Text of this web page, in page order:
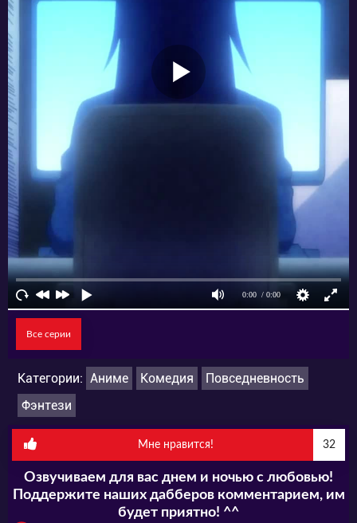
замечательную команду, достигла высшего
уровня развития и живёт спокойной жизнью.
Однако всё внезапно меняется, когда на ее
пороге появляются гости из другого
измерения. Они просят помочь им в борьбе с
неизвестным врагом, который угрожает их
миру. Адзуса соглашается и отправляется в
путь со своими старыми друзьями. Вместе
они исследуют новый мир, сражаются с
монстрами и ищут путь к победе над врагом.
Все серии
Категории: Аниме Комедия
Повседневность
Фэнтези
Мне нравится! 32
Озвучиваем для вас днем и ночью с любовью!
Поддержите наших дабберов комментарием, им
будет приятно! ^^